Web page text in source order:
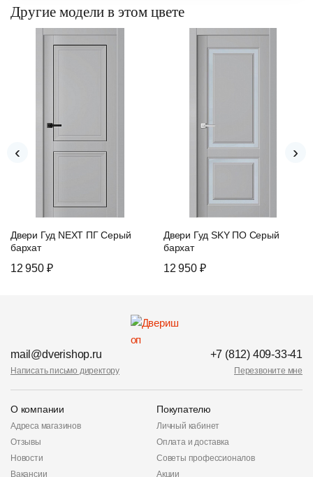
Другие модели в этом цвете
Двери Гуд NEXT ПГ Серый
бархат
12 950 ₽
Двери Гуд SKY ПО Серый
бархат
12 950 ₽
‹ ›
mail@dverishop.ru
Написать письмо директору
+7 (812) 409-33-41
Перезвоните мне
О компании
Адреса магазинов
Отзывы
Новости
Вакансии
Покупателю
Личный кабинет
Оплата и доставка
Советы профессионалов
Акции